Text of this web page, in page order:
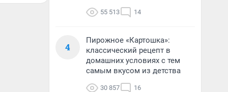
55 513 14
4
Пирожное «Картошка»:
классический рецепт в
домашних условиях с тем
самым вкусом из детства
30 857 16